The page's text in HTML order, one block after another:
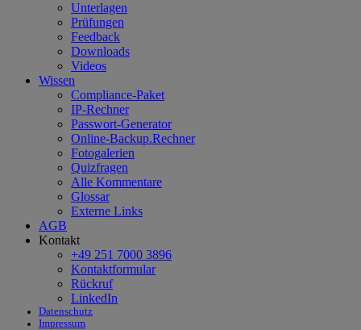
Unterlagen
Prüfungen
Feedback
Downloads
Videos
Wissen
Compliance-Paket
IP-Rechner
Passwort-Generator
Online-Backup.Rechner
Fotogalerien
Quizfragen
Alle Kommentare
Glossar
Externe Links
AGB
Kontakt
+49 251 7000 3896
Kontaktformular
Rückruf
LinkedIn
Datenschutz
Impressum